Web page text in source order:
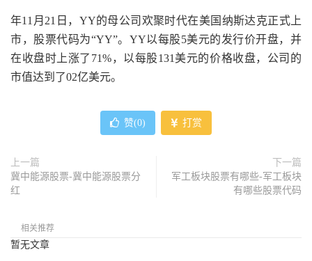
年11月21日，YY的母公司欢聚时代在美国纳斯达克正式上
市，股票代码为“YY”。YY以每股5美元的发行价开盘，并
在收盘时上涨了71%，以每股131美元的价格收盘，公司的
市值达到了02亿美元。
赞(0) 打赏
上一篇
冀中能源股票-冀中能源股票分
红
下一篇
军工板块股票有哪些-军工板块
有哪些股票代码
相关推荐
暂无文章